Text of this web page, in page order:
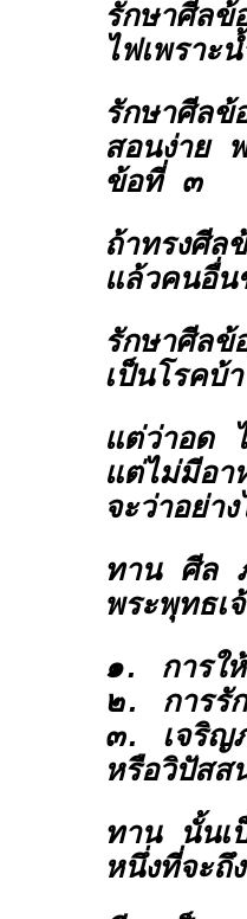
รักษาศีล
ไฟเพราะ
รักษาศีล
สอนง่าย
ข้อที่ ๓
ถ้าทรงศี
แล้วคนอื่น
รักษาศีล
เป็นโรคบ้า
แต่ว่าอด
แต่ไม่มีอ
จะว่าอย่า
ทาน ศีล
พระพุทธเ
๑. การใ
๒. การรั
๓. เจริญ
หรือวิปัส
ทานนั้นเป็
หนึ่งที่จะถึ